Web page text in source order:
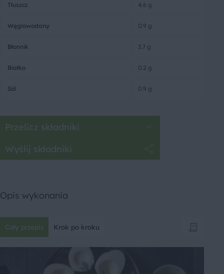
Tłuszcz 4.6 g
Węglowodany 0.9 g
Błonnik 3.7 g
Białko 0.2 g
Sól 0.9 g
Przelicz składniki
Wyślij składniki
Opis wykonania
Cały przepis Krok po kroku